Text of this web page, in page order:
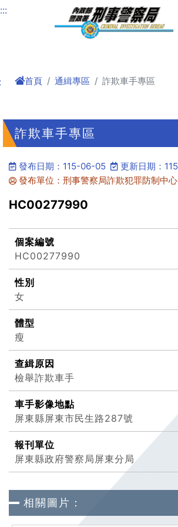
進入內容區塊
:::
首頁 通緝專區 詐欺車手專區
詐欺車手專區
發布日期：115-06-05
更新日期：
發布單位：刑事警察局詐欺犯罪防制中心
HC00277990
個案編號
HC00277990
性別
女
體型
瘦
查緝原因
檢舉詐欺車手
車手影像地點
屏東縣屏東市民生路287號
報刊單位
屏東縣政府警察局屏東分局
相關圖片：